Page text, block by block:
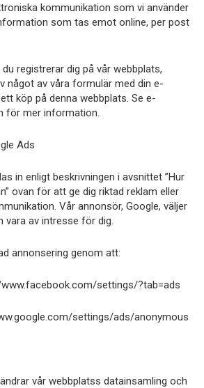
kommunikation som vi använder
som tas emot online, per post
registrerar dig på vår webbplats,
något av våra formulär med din e-
köp på denna webbplats. Se e-
för mer information.
Ads
in enligt beskrivningen i avsnittet ”Hur
ovan för att ge dig riktad reklam eller
Vår annonsör, Google, väljer
vara av intresse för dig.
annonsering genom att:
www.facebook.com/settings/?tab=ads
settings/ads/anonymous
vår webbplatss datainsamling och